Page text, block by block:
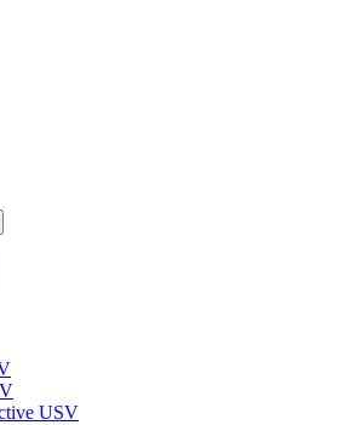
USV